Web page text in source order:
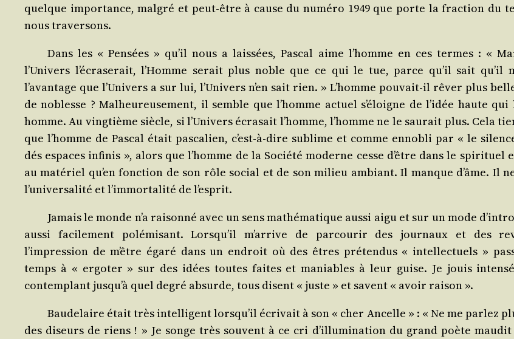
quelque impor­tance, mal­gré et peut-être à cause du numé­ro 1949 que porte la frac­tion du
nous traversons.
Dans les « Pen­sées » qu’il nous a lais­sées, Pas­cal aime l’homme en ces termes : «
l’Univers l’écraserait, l’Homme serait plus noble que ce qui le tue, parce qu’il sait qu’il
l’avantage que l’Univers a sur lui, l’Univers n’en sait rien. » L’homme pou­vait-il rêver plus
de noblesse ? Mal­heu­reu­se­ment, il semble que l’homme actuel s’éloigne de l’idée haute
homme. Au ving­tième siècle, si l’Univers écra­sait l’homme, l’homme ne le sau­rait plus. Cela
que l’homme de Pas­cal était pas­ca­lien, c’est-à-dire sublime et comme enno­bli par « le
dés espaces infi­nis », alors que l’homme de la Socié­té moderne cesse d’être dans le spi­ri­tuel
au maté­riel qu’en fonc­tion de son rôle social et de son milieu ambiant. Il manque d’âme. Il
l’universalité et l’immortalité de l’esprit.
Jamais le monde n’a rai­son­né avec un sens mathé­ma­tique aus­si aigu et sur un mode
aus­si faci­le­ment polé­mi­sant. Lorsqu’il m’arrive de par­cou­rir des jour­naux et des
l’impression de m’être éga­ré dans un endroit où des êtres pré­ten­dus « intel­lec­tuels »
temps à « ergo­ter » sur des idées toutes faites et maniables à leur guise. Je jouis
contem­plant jusqu’à quel degré absurde, tous disent « juste » et savent « avoir raison ».
Bau­de­laire était très intel­li­gent lorsqu’il écri­vait à son « cher Ancelle » : « Ne me par­lez
des diseurs de riens ! » Je songe très sou­vent à ce cri d’illumination du grand poète